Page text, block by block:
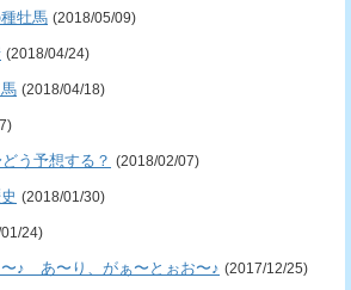
牡馬 (2018/05/09)
(2018/04/24)
(2018/04/18)
う予想する？ (2018/02/07)
(2018/01/30)
24)
♪ あ〜り、がぁ〜とぉお〜♪ (2017/12/25)